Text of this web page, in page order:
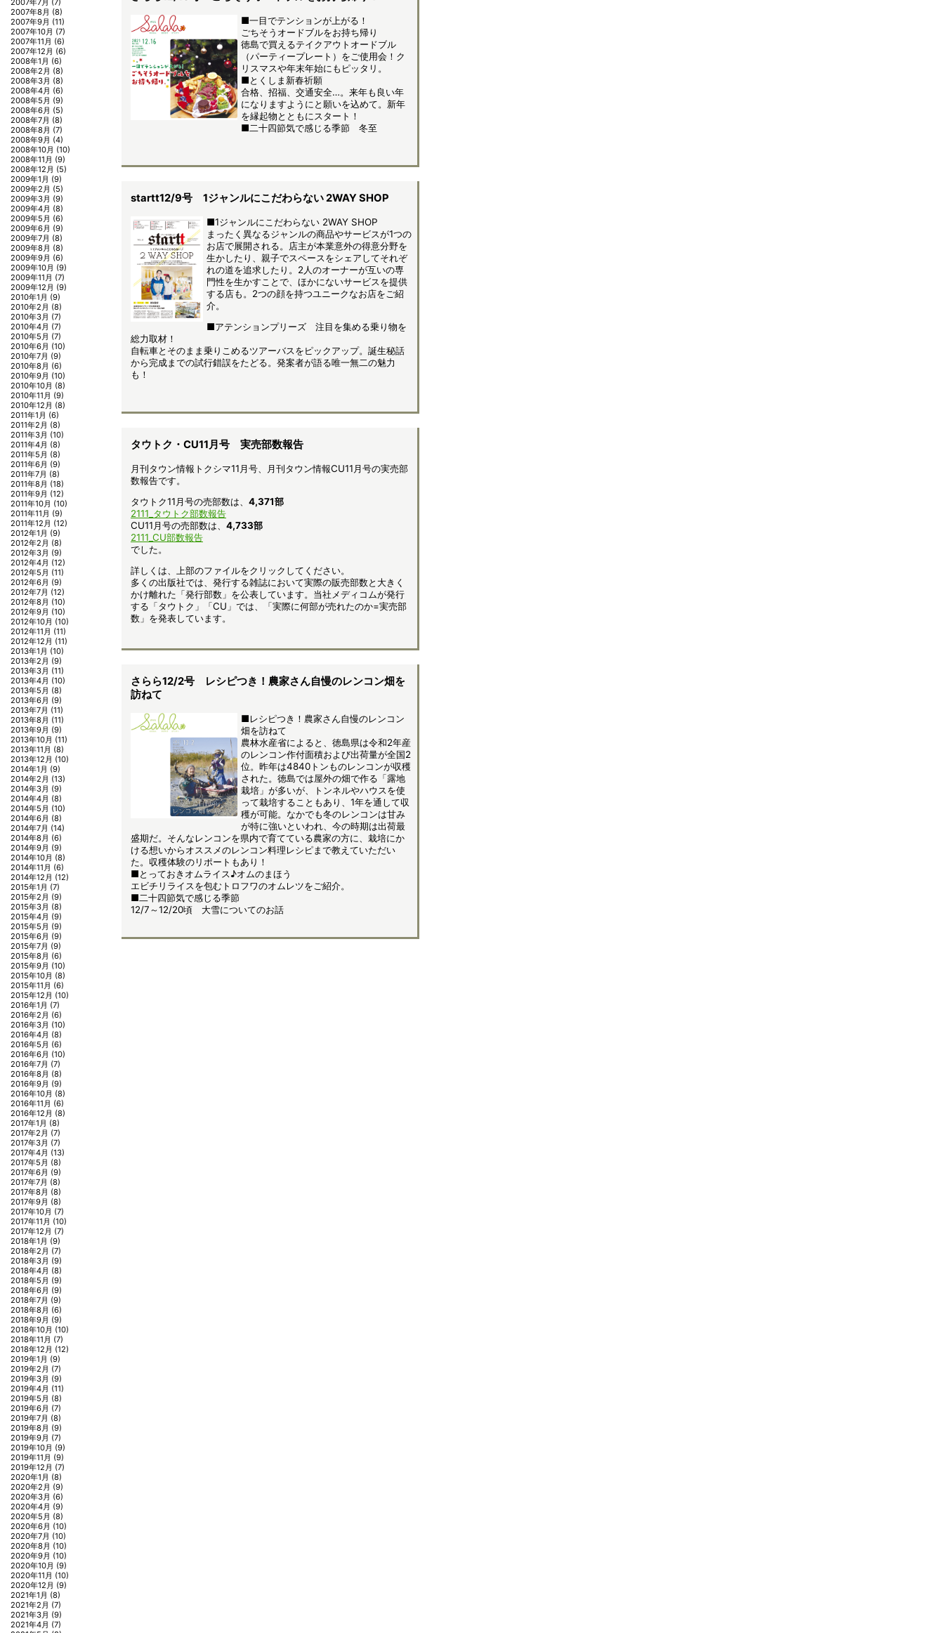
■一目でテンションが上がる！
ごちそうオードブルをお持ち帰り
徳島で買えるテイクアウトオードブル
（パーティープレート）をご使用会！ク
リスマスや年末年始にもピッタリ。
■とくしま新春祈願
合格、招福、交通安全…。来年も良い年
になりますようにと願いを込めて。新年
を縁起物とともにスタート！
■二十四節気で感じる季節 冬至
startt12/9号 1ジャンルにこだわらない 2WAY SHOP
■1ジャンルにこだわらない 2WAY SHOP
まったく異なるジャンルの商品やサービスが1つの
お店で展開される。店主が本業意外の得意分野を
生かしたり、親子でスペースをシェアしてそれぞ
れの道を追求したり。2人のオーナーが互いの専
門性を生かすことで、ほかにないサービスを提供
する店も。2つの顔を持つユニークなお店をご紹
介。
■アテンションプリーズ 注目を集める乗り物を
総力取材！
自転車とそのまま乗りこめるツアーバスをピックアップ。誕生秘話
から完成までの試行錯誤をたどる。発案者が語る唯一無二の魅力
も！
タウトク・CU11月号 実売部数報告
月刊タウン情報トクシマ11月号、月刊タウン情報CU11月号の実売部
数報告です。
タウトク11月号の売部数は、 4,371部
2111_タウトク部数報告
CU11月号の売部数は、 4,733部
2111_CU部数報告
でした。
詳しくは、上部のファイルをクリックしてください。
多くの出版社では、発行する雑誌において実際の販売部数と大きく
かけ離れた「発行部数」を公表しています。当社メディコムが発行
する「タウトク」「CU」では、「実際に何部が売れたのか=実売部
数」を発表しています。
さらら12/2号 レシピつき！農家さん自慢のレンコン畑を
訪ねて
■レシピつき！農家さん自慢のレンコン
畑を訪ねて
農林水産省によると、徳島県は令和2年産
のレンコン作付面積および出荷量が全国2
位。昨年は4840トンものレンコンが収穫
された。徳島では屋外の畑で作る「露地
栽培」が多いが、トンネルやハウスを使
って栽培することもあり、1年を通して収
穫が可能。なかでも冬のレンコンは甘み
が特に強いといわれ、今の時期は出荷最
盛期だ。そんなレンコンを県内で育てている農家の方に、栽培にか
ける想いからオススメのレンコン料理レシピまで教えていただい
た。収穫体験のリポートもあり！
■とっておきオムライス♪オムのまほう
エビチリライスを包むトロフワのオムレツをご紹介。
■二十四節気で感じる季節
12/7～12/20頃 大雪についてのお話
2007年7月 (7)
2007年8月 (8)
2007年9月 (11)
2007年10月 (7)
2007年11月 (6)
2007年12月 (6)
2008年1月 (6)
2008年2月 (8)
2008年3月 (8)
2008年4月 (6)
2008年5月 (9)
2008年6月 (5)
2008年7月 (8)
2008年8月 (7)
2008年9月 (4)
2008年10月 (10)
2008年11月 (9)
2008年12月 (5)
2009年1月 (9)
2009年2月 (5)
2009年3月 (9)
2009年4月 (8)
2009年5月 (6)
2009年6月 (9)
2009年7月 (8)
2009年8月 (8)
2009年9月 (6)
2009年10月 (9)
2009年11月 (7)
2009年12月 (9)
2010年1月 (9)
2010年2月 (8)
2010年3月 (7)
2010年4月 (7)
2010年5月 (7)
2010年6月 (10)
2010年7月 (9)
2010年8月 (6)
2010年9月 (10)
2010年10月 (8)
2010年11月 (9)
2010年12月 (8)
2011年1月 (6)
2011年2月 (8)
2011年3月 (10)
2011年4月 (8)
2011年5月 (8)
2011年6月 (9)
2011年7月 (8)
2011年8月 (18)
2011年9月 (12)
2011年10月 (10)
2011年11月 (9)
2011年12月 (12)
2012年1月 (9)
2012年2月 (8)
2012年3月 (9)
2012年4月 (12)
2012年5月 (11)
2012年6月 (9)
2012年7月 (12)
2012年8月 (10)
2012年9月 (10)
2012年10月 (10)
2012年11月 (11)
2012年12月 (11)
2013年1月 (10)
2013年2月 (9)
2013年3月 (11)
2013年4月 (10)
2013年5月 (8)
2013年6月 (9)
2013年7月 (11)
2013年8月 (11)
2013年9月 (9)
2013年10月 (11)
2013年11月 (8)
2013年12月 (10)
2014年1月 (9)
2014年2月 (13)
2014年3月 (9)
2014年4月 (8)
2014年5月 (10)
2014年6月 (8)
2014年7月 (14)
2014年8月 (6)
2014年9月 (9)
2014年10月 (8)
2014年11月 (6)
2014年12月 (12)
2015年1月 (7)
2015年2月 (9)
2015年3月 (8)
2015年4月 (9)
2015年5月 (9)
2015年6月 (9)
2015年7月 (9)
2015年8月 (6)
2015年9月 (10)
2015年10月 (8)
2015年11月 (6)
2015年12月 (10)
2016年1月 (7)
2016年2月 (6)
2016年3月 (10)
2016年4月 (8)
2016年5月 (6)
2016年6月 (10)
2016年7月 (7)
2016年8月 (8)
2016年9月 (9)
2016年10月 (8)
2016年11月 (6)
2016年12月 (8)
2017年1月 (8)
2017年2月 (7)
2017年3月 (7)
2017年4月 (13)
2017年5月 (8)
2017年6月 (9)
2017年7月 (8)
2017年8月 (8)
2017年9月 (8)
2017年10月 (7)
2017年11月 (10)
2017年12月 (7)
2018年1月 (9)
2018年2月 (7)
2018年3月 (9)
2018年4月 (8)
2018年5月 (9)
2018年6月 (9)
2018年7月 (9)
2018年8月 (6)
2018年9月 (9)
2018年10月 (10)
2018年11月 (7)
2018年12月 (12)
2019年1月 (9)
2019年2月 (7)
2019年3月 (9)
2019年4月 (11)
2019年5月 (8)
2019年6月 (7)
2019年7月 (8)
2019年8月 (9)
2019年9月 (7)
2019年10月 (9)
2019年11月 (9)
2019年12月 (7)
2020年1月 (8)
2020年2月 (9)
2020年3月 (6)
2020年4月 (9)
2020年5月 (8)
2020年6月 (10)
2020年7月 (10)
2020年8月 (10)
2020年9月 (10)
2020年10月 (9)
2020年11月 (10)
2020年12月 (9)
2021年1月 (8)
2021年2月 (7)
2021年3月 (9)
2021年4月 (7)